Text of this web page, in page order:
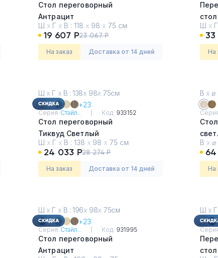
Стол переговорный
Антрацит
Ш х Г х В : 118 х 98 х 75 см
19 607 Р23 067 Р
На заказ Доставка от 14 дней
Вяз
Ш х Г
Ш х Г х В : 138х 98х 75см
+23
Серия: Стайл... Код: 933152
Стол переговорный
Тиквуд Светлый
Ш х Г х В : 138 х 98 х 75 см
24 033 Р28 274 Р
На заказ Доставка от 14 дней
В х ⌀
В х ⌀
Ш х Г х В : 196х 98х 75см
+23
Серия: Стайл... Код: 931995
Стол переговорный
Антрацит
Ш х Г